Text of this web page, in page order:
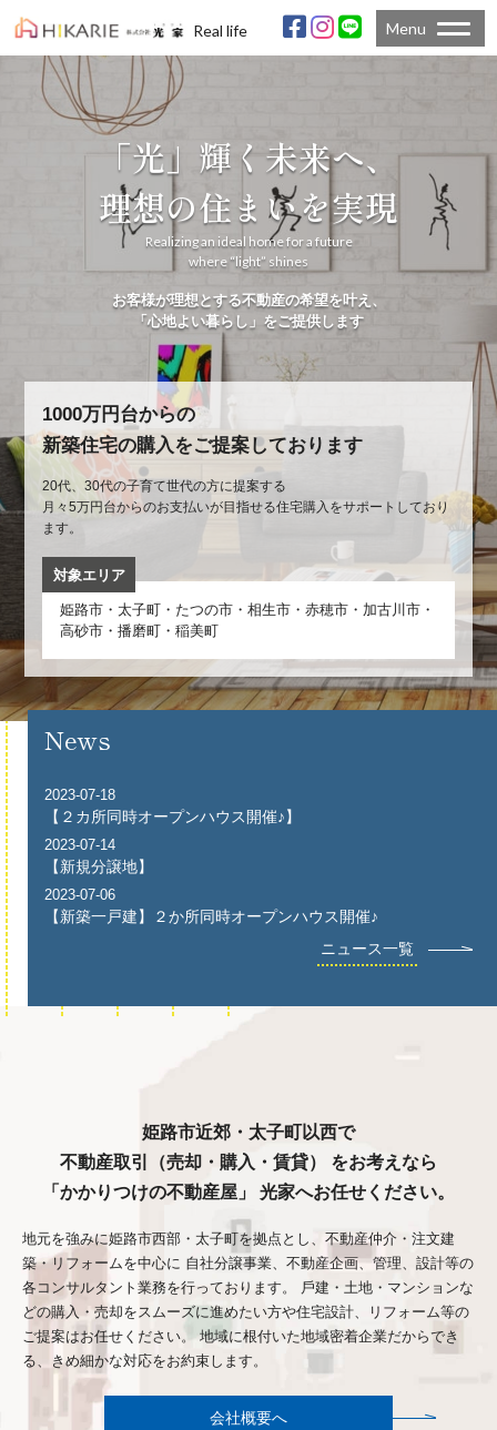
Real life Menu
「光」輝く未来へ、
理想の住まいを実現
Realizing an ideal home for a future
where “light” shines
お客様が理想とする不動産の希望を叶え、
「心地よい暮らし」をご提供します
1000万円台からの
新築住宅の購入をご提案しております
20代、30代の子育て世代の方に提案する
月々5万円台からのお支払いが目指せる住宅購入をサポートしており
ます。
対象エリア
姫路市・太子町・たつの市・相生市・赤穂市・加古川市・
高砂市・播磨町・稲美町
News
2023-07-18
【２カ所同時オープンハウス開催♪】
2023-07-14
【新規分譲地】
2023-07-06
【新築一戸建】２か所同時オープンハウス開催♪
ニュース一覧
姫路市近郊・太子町以西で
不動産取引（売却・購入・賃貸）
をお考えなら
「かかりつけの不動産屋」
光家へお任せください。
地元を強みに姫路市⻄部・太子町を拠点とし、不動産仲介・注文建
築・リフォームを中心に 自社分譲事業、不動産企画、管理、設計等の
各コンサルタント業務を行っております。 戶建・土地・マンションな
どの購入・売却をスムーズに進めたい方や住宅設計、リフォーム等の
ご提案はお任せください。 地域に根付いた地域密着企業だからでき
る、きめ細かな対応をお約束します。
会社概要へ